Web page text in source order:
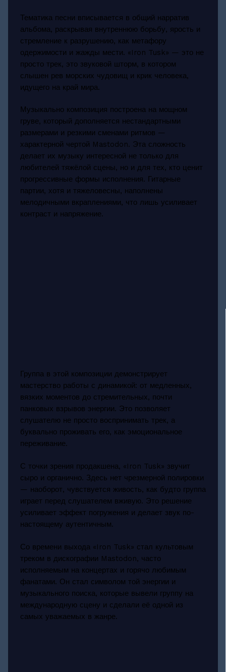
Тематика песни вписывается в общий нарратив
альбома, раскрывая внутреннюю борьбу, ярость и
стремление к разрушению, как метафору
одержимости и жажды мести. «Iron Tusk» — это не
просто трек, это звуковой шторм, в котором
слышен рев морских чудовищ и крик человека,
идущего на край мира.
Музыкально композиция построена на мощном
груве, который дополняется нестандартными
размерами и резкими сменами ритмов —
характерной чертой Mastodon. Эта сложность
делает их музыку интересной не только для
любителей тяжёлой сцены, но и для тех, кто ценит
прогрессивные формы исполнения. Гитарные
партии, хотя и тяжеловесны, наполнены
мелодичными вкраплениями, что лишь усиливает
контраст и напряжение.
Группа в этой композиции демонстрирует
мастерство работы с динамикой: от медленных,
вязких моментов до стремительных, почти
панковых взрывов энергии. Это позволяет
слушателю не просто воспринимать трек, а
буквально проживать его, как эмоциональное
переживание.
С точки зрения продакшена, «Iron Tusk» звучит
сыро и органично. Здесь нет чрезмерной полировки
— наоборот, чувствуется живость, как будто группа
играет перед слушателем вживую. Это решение
усиливает эффект погружения и делает звук по-
настоящему аутентичным.
Со времени выхода «Iron Tusk» стал культовым
треком в дискографии Mastodon, часто
исполняемым на концертах и горячо любимым
фанатами. Он стал символом той энергии и
музыкального поиска, которые вывели группу на
международную сцену и сделали её одной из
самых уважаемых в жанре.